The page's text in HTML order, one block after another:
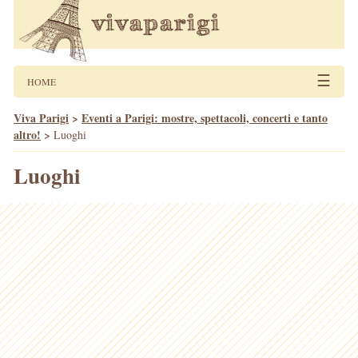
HOME ☰
Viva Parigi > Eventi a Parigi: mostre, spettacoli, concerti e tanto
altro! > Luoghi
Luoghi